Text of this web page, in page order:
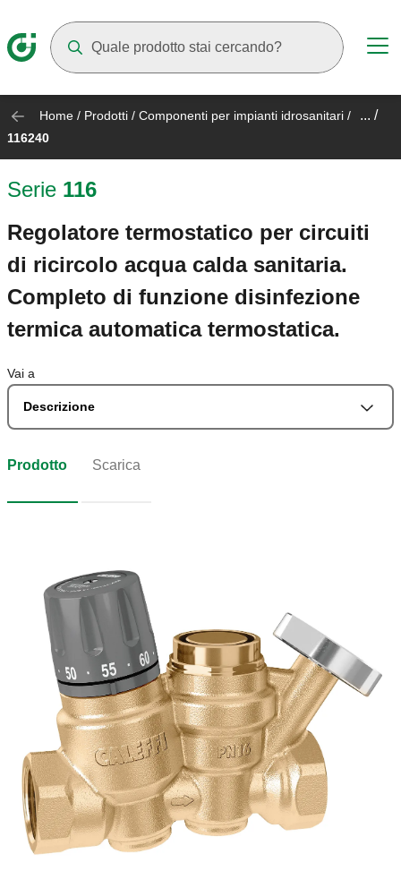
Home / Prodotti / Componenti per impianti idrosanitari / ... /
116240
Serie 116
Regolatore termostatico per circuiti
di ricircolo acqua calda sanitaria.
Completo di funzione disinfezione
termica automatica termostatica.
Vai a
Descrizione
Prodotto Scarica